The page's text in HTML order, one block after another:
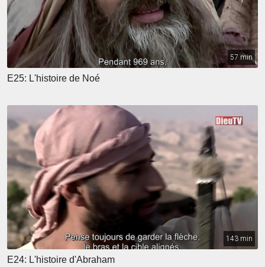
57 min
E25: L'histoire de Noé
143 min
E24: L'histoire d'Abraham